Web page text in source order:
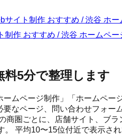
サイト制作 おすすめ / 渋谷 ホ
制作 おすすめ / 渋谷 ホームペ
5分で整理します
ムページ制作」「ホームペー
なページ、問い合わせフォー
圏ごとに、店舗サイト、ブラ
平均10〜15位付近で表示さ